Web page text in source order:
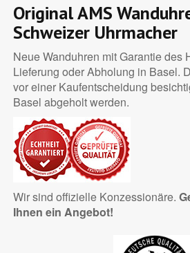
Original AMS
Schweizer Uhrmacher
Neue Wanduhren mit Garantie des
Lieferung oder Abholung in Basel.
vor einer Kaufentscheidung
Basel abgeholt werden.
Wir sind offizielle Konzessionäre.
Ihnen ein Angebot!